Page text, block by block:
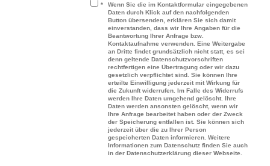
*
Wenn Sie die im Kontaktformular eingegebenen
Daten durch Klick auf den nachfolgenden
Button übersenden, erklären Sie sich damit
einverstanden, dass wir Ihre Angaben für die
Beantwortung Ihrer Anfrage bzw.
Kontaktaufnahme verwenden. Eine Weitergabe
an Dritte findet grundsätzlich nicht statt, es sei
denn geltende Datenschutzvorschriften
rechtfertigen eine Übertragung oder wir dazu
gesetzlich verpflichtet sind. Sie können Ihre
erteilte Einwilligung jederzeit mit Wirkung für
die Zukunft widerrufen. Im Falle des Widerrufs
werden Ihre Daten umgehend gelöscht. Ihre
Daten werden ansonsten gelöscht, wenn wir
Ihre Anfrage bearbeitet haben oder der Zweck
der Speicherung entfallen ist. Sie können sich
jederzeit über die zu Ihrer Person
gespeicherten Daten informieren. Weitere
Informationen zum Datenschutz finden Sie auch
in der Datenschutzerklärung dieser Webseite.